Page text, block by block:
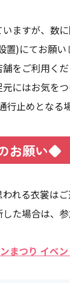
ますが、数
)にてお願い
をご利用くだ
にはお気をつ
止めとなる
お願い◆
れる衣裳はご
た場合は、参
まつり イベ